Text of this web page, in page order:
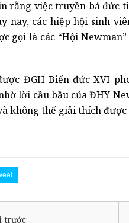
rằng việc truyền bá đức
nay, các hiệp hội sinh
gọi là các “Hội
ĐGH Biển đức XVI
lời cầu bầu của ĐHY
không thể giải thích
trước: